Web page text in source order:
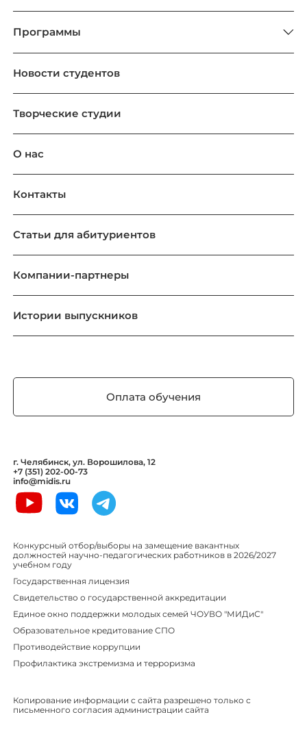
Новости студентов
Творческие студии
О нас
Контакты
Статьи для абитуриентов
Компании-партнеры
Истории выпускников
Программы
Оплата обучения
г. Челябинск, ул. Ворошилова, 12
+7 (351) 202-00-73
info@midis.ru
Конкурсный отбор/выборы на замещение вакантных
должностей научно-педагогических работников в 2026/2027
учебном году
Государственная лицензия
Свидетельство о государственной аккредитации
Единое окно поддержки молодых семей ЧОУВО "МИДиС"
Образовательное кредитование СПО
Противодействие коррупции
Профилактика экстремизма и терроризма
Копирование информации с сайта разрешено только с
письменного согласия администрации сайта